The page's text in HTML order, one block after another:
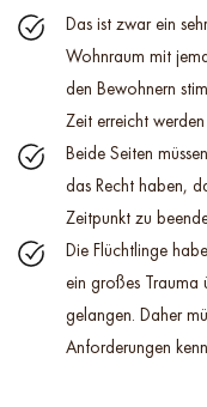
Das ist zwar ein
Wohnraum mit
den Bewohnern
Zeit erreicht
Beide Seiten
das Recht haben,
Zeitpunkt zu
Die Flüchtlinge
ein großes Trauma
gelangen. Daher
Anforderungen